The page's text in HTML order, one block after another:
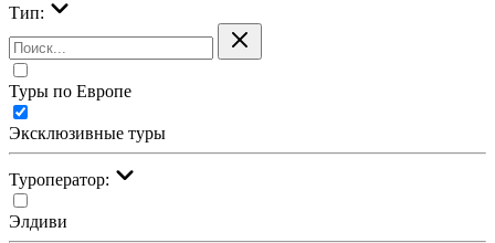
Тип:
Туры по Европе
Эксклюзивные туры
Туроператор:
Элдиви